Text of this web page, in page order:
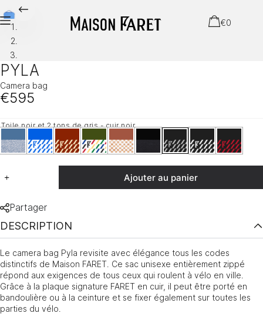
€0
PYLA
Camera bag
€595
Toile noir et 2 tons de gris - cuir noir
Ajouter au panier
l
t
e
n
a
t
i
v
Partager
DESCRIPTION
Le camera bag Pyla revisite avec élégance tous les codes
distinctifs de Maison FARET. Ce sac unisexe entièrement zippé
répond aux exigences de tous ceux qui roulent à vélo en ville.
Grâce à la plaque signature FARET en cuir, il peut être porté en
bandoulière ou à la ceinture et se fixer également sur toutes les
parties du vélo.